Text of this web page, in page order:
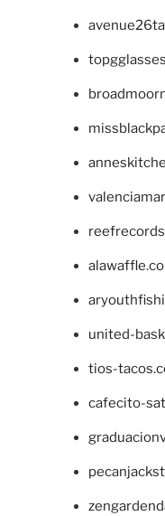
united-
tios-
cafecito-